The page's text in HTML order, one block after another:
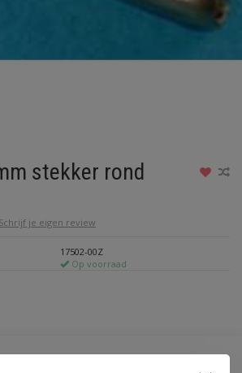
stekker rond
Schrijf je eigen review
17502-00Z
Op voorraad